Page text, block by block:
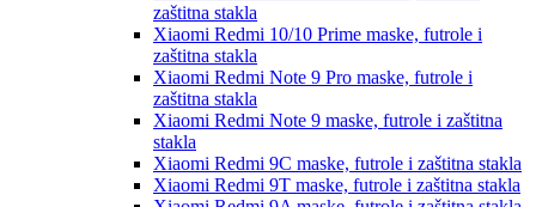
zaštitna stakla
Xiaomi Redmi 10/10 Prime maske, futrole i
zaštitna stakla
Xiaomi Redmi Note 9 Pro maske, futrole i
zaštitna stakla
Xiaomi Redmi Note 9 maske, futrole i zaštitna
stakla
Xiaomi Redmi 9C maske, futrole i zaštitna stakla
Xiaomi Redmi 9T maske, futrole i zaštitna stakla